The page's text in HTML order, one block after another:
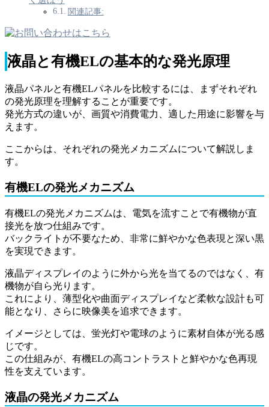
関連記事:
液晶と有機ELの基本的な発光原理
液晶パネルと有機ELパネルを比較するには、まずそれぞれ
の発光原理を理解することが重要です。
発光方式の違いが、画質や消費電力、適した用途に影響を与
えます。
ここからは、それぞれの発光メカニズムについて解説しま
す。
有機ELの発光メカニズム
有機ELの発光メカニズムは、電気を流すことで有機物が直
接光を放つ仕組みです。
バックライトが不要なため、非常に鮮やかな色表現と深い黒
を実現できます。
液晶ディスプレイのように外から光を当てるのではなく、有
機物が自ら光ります。
これにより、薄型化や曲面ディスプレイなど柔軟な設計も可
能となり、さらに映像美を追求できます。
イメージとしては、蛍光灯や電球のように素材自体が光る感
じです。
この仕組みが、有機ELの高コントラストと鮮やかな色再現
性を支えています。
液晶の発光メカニズム